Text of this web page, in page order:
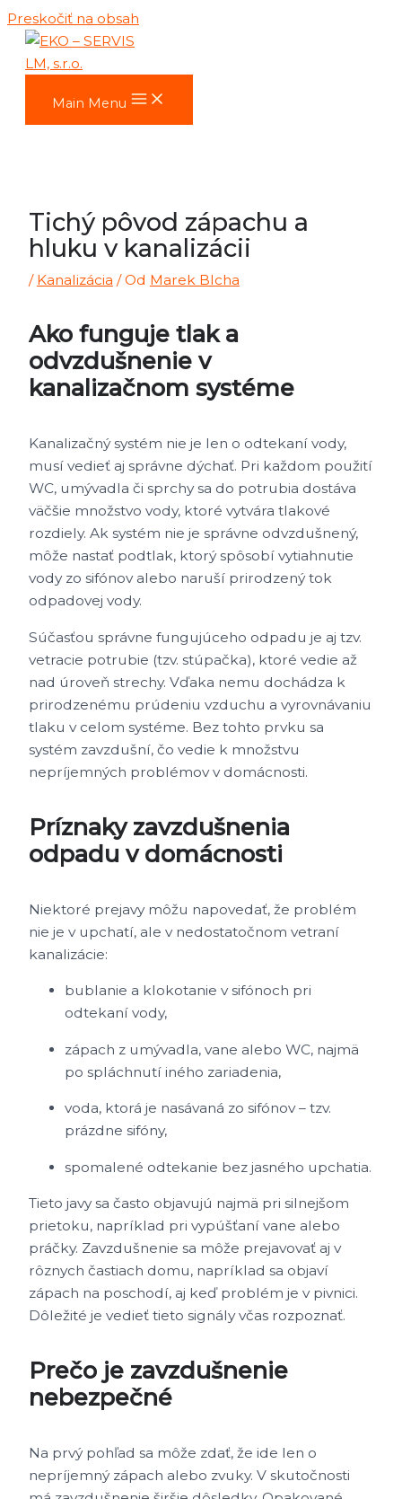
Preskočiť na obsah
Main Menu
Tichý pôvod zápachu a
hluku v kanalizácii
/ Kanalizácia / Od Marek Blcha
Ako funguje tlak a
odvzdušnenie v
kanalizačnom systéme
Kanalizačný systém nie je len o odtekaní vody,
musí vedieť aj správne dýchať. Pri každom použití
WC, umývadla či sprchy sa do potrubia dostáva
väčšie množstvo vody, ktoré vytvára tlakové
rozdiely. Ak systém nie je správne odvzdušnený,
môže nastať podtlak, ktorý spôsobí vytiahnutie
vody zo sifónov alebo naruší prirodzený tok
odpadovej vody.
Súčasťou správne fungujúceho odpadu je aj tzv.
vetracie potrubie (tzv. stúpačka), ktoré vedie až
nad úroveň strechy. Vďaka nemu dochádza k
prirodzenému prúdeniu vzduchu a vyrovnávaniu
tlaku v celom systéme. Bez tohto prvku sa
systém zavzdušní, čo vedie k množstvu
nepríjemných problémov v domácnosti.
Príznaky zavzdušnenia
odpadu v domácnosti
Niektoré prejavy môžu napovedať, že problém
nie je v upchatí, ale v nedostatočnom vetraní
kanalizácie:
bublanie a klokotanie v sifónoch pri
odtekaní vody,
zápach z umývadla, vane alebo WC, najmä
po spláchnutí iného zariadenia,
voda, ktorá je nasávaná zo sifónov – tzv.
prázdne sifóny,
spomalené odtekanie bez jasného upchatia.
Tieto javy sa často objavujú najmä pri silnejšom
prietoku, napríklad pri vypúšťaní vane alebo
práčky. Zavzdušnenie sa môže prejavovať aj v
rôznych častiach domu, napríklad sa objaví
zápach na poschodí, aj keď problém je v pivnici.
Dôležité je vedieť tieto signály včas rozpoznať.
Prečo je zavzdušnenie
nebezpečné
Na prvý pohľad sa môže zdať, že ide len o
nepríjemný zápach alebo zvuky. V skutočnosti